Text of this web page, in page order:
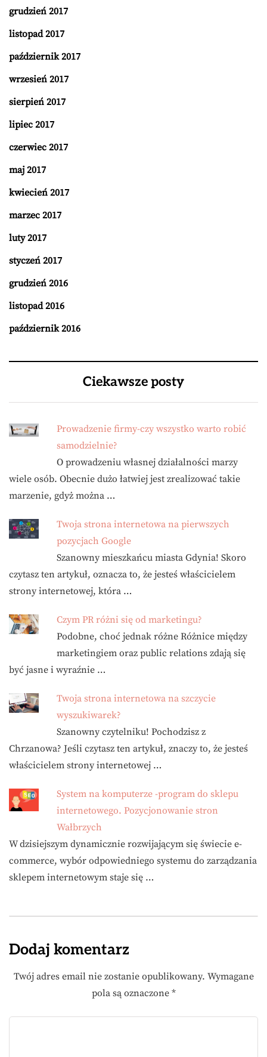
grudzień 2017
listopad 2017
październik 2017
wrzesień 2017
sierpień 2017
lipiec 2017
czerwiec 2017
maj 2017
kwiecień 2017
marzec 2017
luty 2017
styczeń 2017
grudzień 2016
listopad 2016
październik 2016
Ciekawsze posty
Prowadzenie firmy-czy wszystko warto robić
samodzielnie?
O prowadzeniu własnej działalności marzy
wiele osób. Obecnie dużo łatwiej jest zrealizować takie
marzenie, gdyż można …
Twoja strona internetowa na pierwszych
pozycjach Google
Szanowny mieszkańcu miasta Gdynia! Skoro
czytasz ten artykuł, oznacza to, że jesteś właścicielem
strony internetowej, która …
Czym PR różni się od marketingu?
Podobne, choć jednak różne Różnice między
marketingiem oraz public relations zdają się
być jasne i wyraźnie …
Twoja strona internetowa na szczycie
wyszukiwarek?
Szanowny czytelniku! Pochodzisz z
Chrzanowa? Jeśli czytasz ten artykuł, znaczy to, że jesteś
właścicielem strony internetowej …
System na komputerze -program do sklepu
internetowego. Pozycjonowanie stron
Wałbrzych
W dzisiejszym dynamicznie rozwijającym się świecie e-
commerce, wybór odpowiedniego systemu do zarządzania
sklepem internetowym staje się …
Dodaj komentarz
Twój adres email nie zostanie opublikowany. Wymagane
pola są oznaczone *